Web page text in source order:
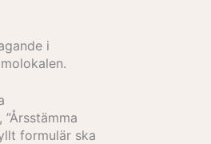
i
formulär ska